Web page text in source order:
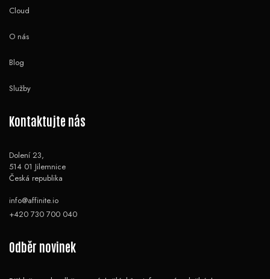
Cloud
O nás
Blog
Služby
Kontaktujte nás
Dolení 23,
514 01 Jilemnice
Česká republika
info@affinite.io
+420 730 700 040
Odběr novinek